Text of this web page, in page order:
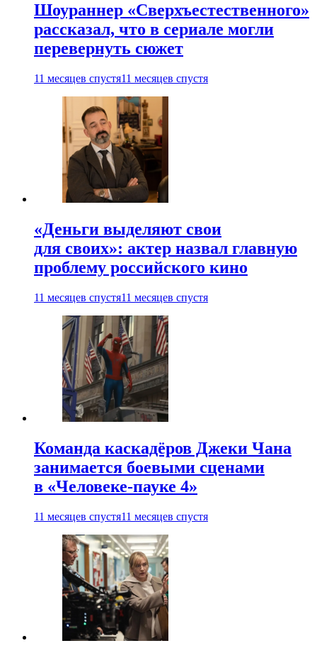
Шоураннер «Сверхъестественного»
рассказал, что в сериале могли
перевернуть сюжет
11 месяцев спустя11 месяцев спустя
«Деньги выделяют свои
для своих»: актер назвал главную
проблему российского кино
11 месяцев спустя11 месяцев спустя
Команда каскадёров Джеки Чана
занимается боевыми сценами
в «Человеке-пауке 4»
11 месяцев спустя11 месяцев спустя